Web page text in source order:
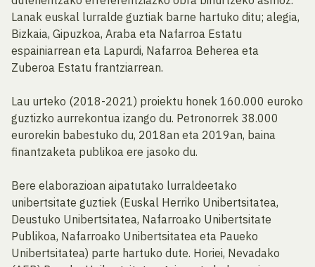
Lanak euskal lurralde guztiak barne hartuko ditu; alegia,
Bizkaia, Gipuzkoa, Araba eta Nafarroa Estatu
espainiarrean eta Lapurdi, Nafarroa Beherea eta
Zuberoa Estatu frantziarrean.
Lau urteko (2018-2021) proiektu honek 160.000 euroko
guztizko aurrekontua izango du. Petronorrek 38.000
eurorekin babestuko du, 2018an eta 2019an, baina
finantzaketa publikoa ere jasoko du.
Bere elaborazioan aipatutako lurraldeetako
unibertsitate guztiek (Euskal Herriko Unibertsitatea,
Deustuko Unibertsitatea, Nafarroako Unibertsitate
Publikoa, Nafarroako Unibertsitatea eta Paueko
Unibertsitatea) parte hartuko dute. Horiei, Nevadako